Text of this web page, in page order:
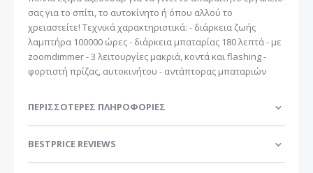
σας για το σπίτι, το αυτοκίνητο ή όπου αλλού το
χρειαστείτε! Τεχνικά χαρακτηριστικά: - διάρκεια ζωής
λαμπτήρα 100000 ώρες - διάρκεια μπαταρίας 180 λεπτά - με
zoomdimmer - 3 λειτουργίες μακριά, κοντά και flashing -
φορτιστή πρίζας, αυτοκινήτου - αντάπτορας μπαταριών
ΠΕΡΙΣΣΌΤΕΡΕΣ ΠΛΗΡΟΦΟΡΊΕΣ
BESTPRICE REVIEWS